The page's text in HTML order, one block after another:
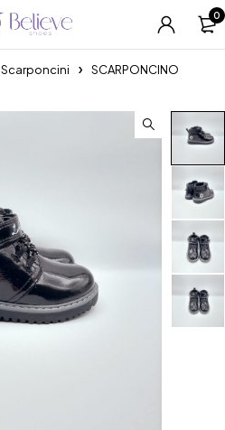
0
Scarponcini
SCARPONCINO